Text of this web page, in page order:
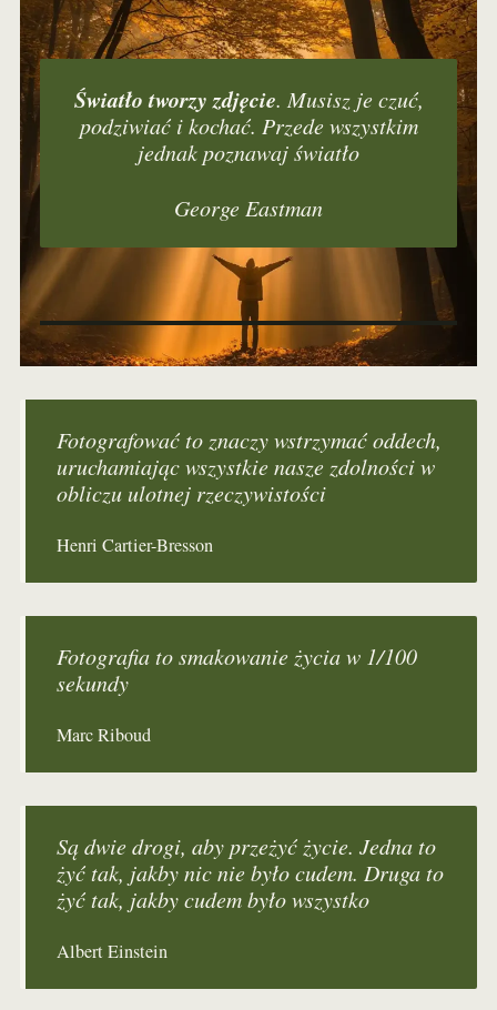
Światło tworzy zdjęcie. Musisz je czuć,
podziwiać i kochać. Przede wszystkim
jednak poznawaj światło
George Eastman
Fotografować to znaczy wstrzymać oddech,
uruchamiając wszystkie nasze zdolności w
obliczu ulotnej rzeczywistości
Henri Cartier-Bresson
Fotografia to smakowanie życia w 1/100
sekundy
Marc Riboud
Są dwie drogi, aby przeżyć życie. Jedna to
żyć tak, jakby nic nie było cudem. Druga to
żyć tak, jakby cudem było wszystko
Albert Einstein